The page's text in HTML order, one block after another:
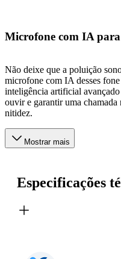
Microfone com IA
Não deixe que a poluição
microfone com IA desses
inteligência artificial
ouvir e garantir uma
nitidez.
Mostrar mais
Especificações